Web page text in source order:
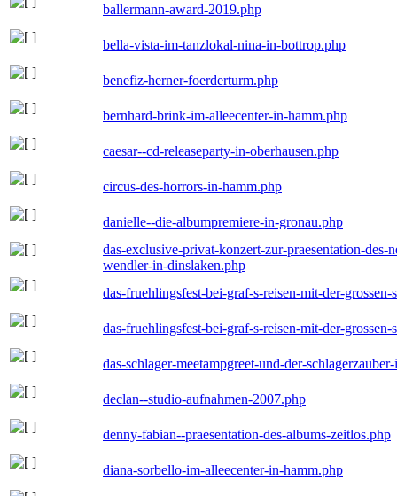
ballermann-award-2019.php
bella-vista-im-tanzlokal-nina-in-bottrop.php
benefiz-herner-foerderturm.php
bernhard-brink-im-alleecenter-in-hamm.php
caesar--cd-releaseparty-in-oberhausen.php
circus-des-horrors-in-hamm.php
danielle--die-albumpremiere-in-gronau.php
das-exclusive-privat-konzert-zur-praesentation-
wendler-in-dinslaken.php
das-fruehlingsfest-bei-graf-s-reisen-mit-der-
das-fruehlingsfest-bei-graf-s-reisen-mit-der-
das-schlager-meetampgreet-und-der-
declan--studio-aufnahmen-2007.php
denny-fabian--praesentation-des-albums-zeitlos.php
diana-sorbello-im-alleecenter-in-hamm.php